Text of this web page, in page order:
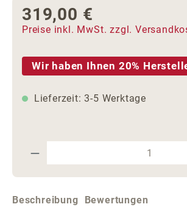
Regulärer Preis:
319,00 €
Preise inkl. MwSt. zzgl.
Wir haben Ihnen 20%
Lieferzeit: 3-5 Werktage
Produkt Anzahl: Gib
Beschreibung Bewertungen